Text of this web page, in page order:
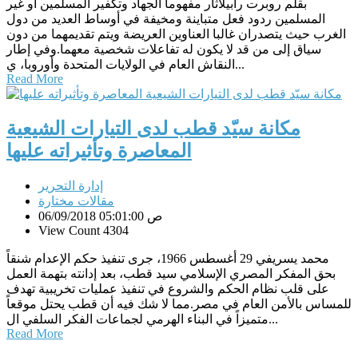
بقلم روبرت رابيلأثار مفهوما الجهاد وتكفير المسلمين أو غير
المسلمين ردود فعل متباينة ومخيفة في أوساط العديد من دول
الغرب حيث يتصدران غالبا العناوين العريضة ويتم تقديمهما من دون
سياق إلى من قد لا يكون له تفاعلات شخصية معهما.وفي إطار
النقاش العام في الولايات المتحدة وأوروبا، ي...
Read More
مكانة سيّد قطب لدى التيارات الشيعية
المعاصرة وتأثيراته عليها
إدارة التحرير
مقالات مختارة
06/09/2018 05:01:00 ص
View Count 4304
محمد يسريفي 29 أغسطس 1966، جرى تنفيذ حكم الإعدام شنقاً
بحق المفكر المصري الإسلامي سيد قطب، بعد إدانته بتهمة العمل
على قلب نظام الحكم والشروع في تنفيذ عمليات تخريبية تهدف
للمساس بالأمن العام في مصر.مما لا شك فيه أن قطب يحتل موقعاً
متميزاً في البناء الهرمي لجماعات الفكر السلفي ال...
Read More